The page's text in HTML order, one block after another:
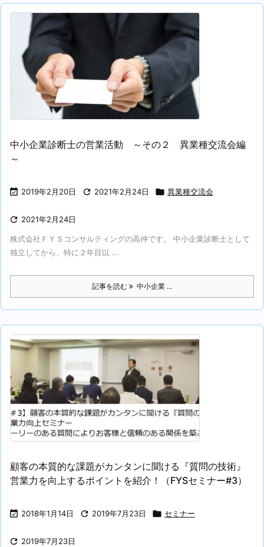
中小企業診断士の営業活動 ～その２ 異業種交流会編
～
 2019年2月20日  2021年2月24日  異業種交流会
 2021年2月24日
株式会社ＦＹＳコンサルティングの高仲です。 中小企業診断士として
独立してから、特に２年目以 ...
記事を読む 中小企業 ...
顧客の本質的な課題がカンタンに聞ける『質問の技術』
営業力を向上するポイントを紹介！（FYSセミナー#3）
 2018年1月14日  2019年7月23日  セミナー
 2019年7月23日